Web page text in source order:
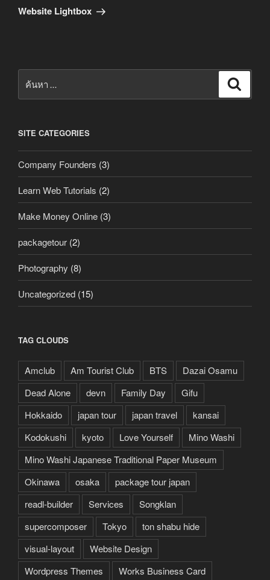
ถัด
Website Lightbox
SITE CATEGORIES
Company Founders (3)
Learn Web Tutorials (2)
Make Money Online (3)
packagetour (2)
Photography (8)
Uncategorized (15)
TAG CLOUDS
Amclub Am Tourist Club BTS
Dazai Osamu
Dead Alone
devn Family Day
Gifu
Hokkaido
japan tour japan travel
kansai
Kodokushi
kyoto Love Yourself
Mino Washi
Mino Washi Japanese Traditional Paper Museum
Okinawa
osaka
package tour japan
readl-builder
Services
Songklan
supercomposer
Tokyo
ton shabu hide
visual-layout
Website Design
Wordpress Themes
Works Business Card